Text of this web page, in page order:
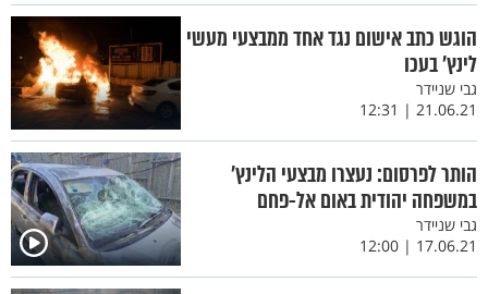
הוגש כתב אישום נגד אחד ממבצעי מעשי
לינץ’ בעכו
גבי שניידר
21.06.21 | 12:31
הותר לפרסום: נעצרו מבצעי הלינץ’
במשפחה יהודית באום אל-פחם
גבי שניידר
17.06.21 | 12:00